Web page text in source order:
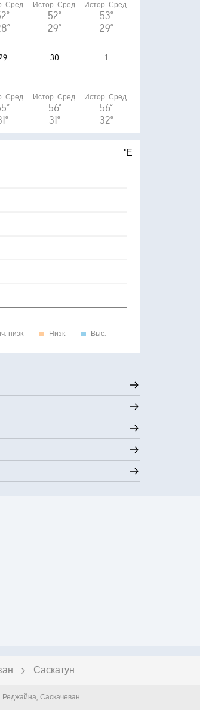
Сред. Истор. Сред.
52°
29°
Истор. Сред.
53°
29°
Сред.
30
Истор. Сред.
56°
31°
1
Истор. Сред.
56°
32°
°Е
низк. Низк. Выс.
Саскатун
Реджайна, Саскачеван